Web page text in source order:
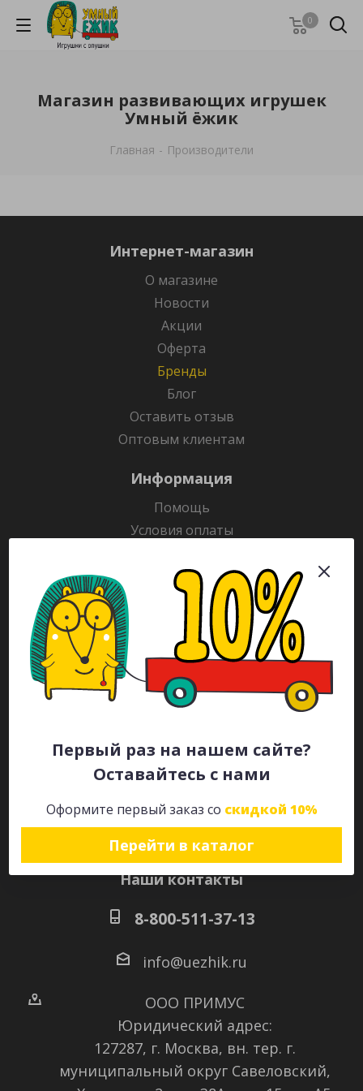
Первый раз на нашем сайте?
Оставайтесь с нами
Оформите первый заказ со скидкой 10%
Перейти в каталог
0
Магазин развивающих игрушек
Умный ёжик
Главная - Производители
Интернет-магазин
О магазине
Новости
Акции
Оферта
Бренды
Блог
Оставить отзыв
Оптовым клиентам
Информация
Помощь
Условия оплаты
Гарантия на товар
Раскраски
Рекламодателям
Каталог
Будьте всегда в курсе!
Наши контакты
8-800-511-37-13
info@uezhik.ru
ООО ПРИМУС
Юридический адрес:
127287, г. Москва, вн. тер. г.
муниципальный округ Савеловский,